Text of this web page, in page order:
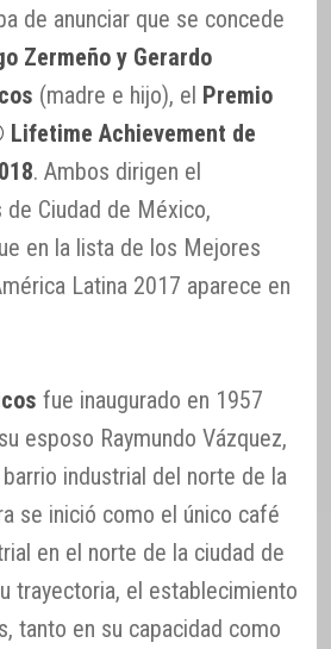
de anunciar que se concede
Zermeño y Gerardo
(madre e hijo), el Premio
Lifetime Achievement de
. Ambos dirigen el
de Ciudad de México,
en la lista de los Mejores
Latina 2017 aparece en
fue inaugurado en 1957
esposo Raymundo Vázquez,
industrial del norte de la
se inició como el único café
en el norte de la ciudad de
trayectoria, el establecimiento
tanto en su capacidad como